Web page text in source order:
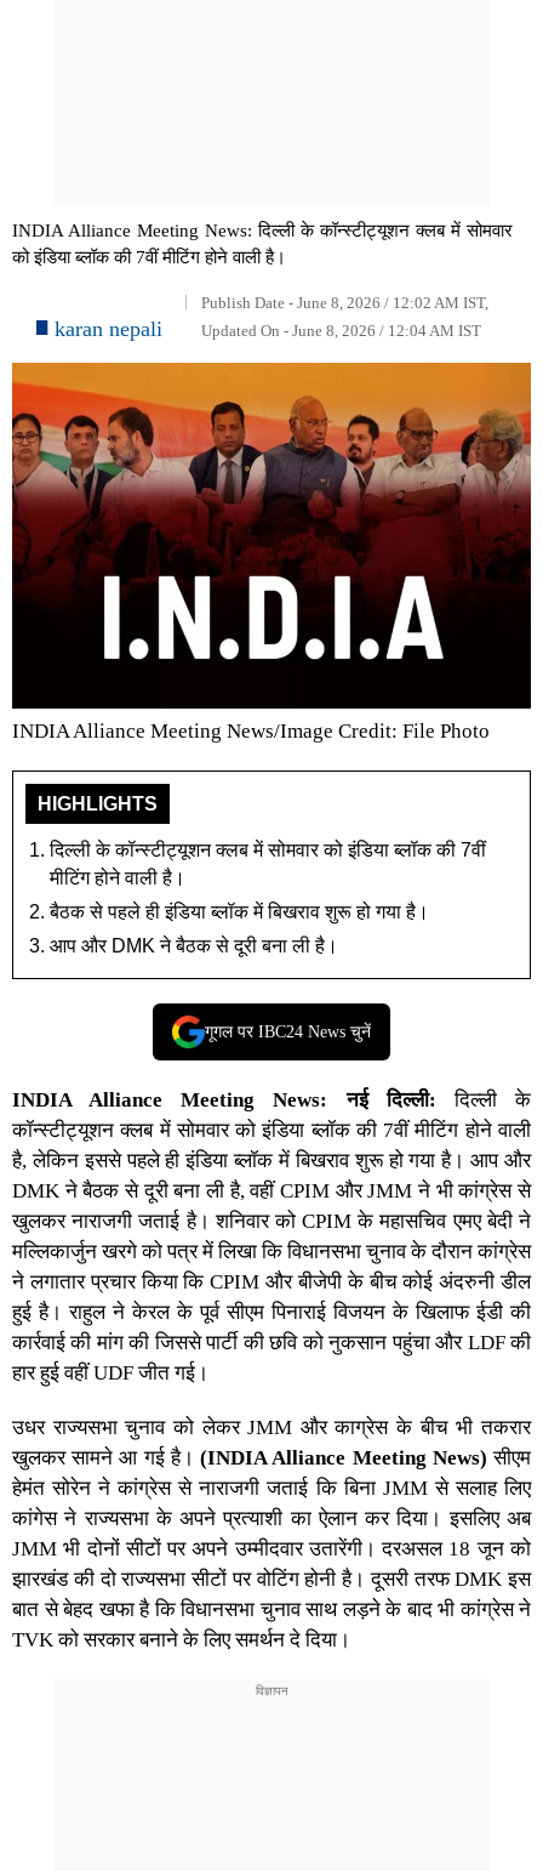
INDIA Alliance Meeting News: दिल्ली के कॉन्स्टीट्यूशन क्लब में सोमवार
को इंडिया ब्लॉक की 7वीं मीटिंग होने वाली है।
karan nepali
Publish Date - June 8, 2026 / 12:02 AM IST,
Updated On - June 8, 2026 / 12:04 AM IST
INDIA Alliance Meeting News/Image Credit: File Photo
HIGHLIGHTS
दिल्ली के कॉन्स्टीट्यूशन क्लब में सोमवार को इंडिया ब्लॉक की 7वीं
मीटिंग होने वाली है।
बैठक से पहले ही इंडिया ब्लॉक में बिखराव शुरू हो गया है।
आप और DMK ने बैठक से दूरी बना ली है।
गूगल पर IBC24 News चुनें
INDIA Alliance Meeting News: नई दिल्ली: दिल्ली के
कॉन्स्टीट्यूशन क्लब में सोमवार को इंडिया ब्लॉक की 7वीं मीटिंग होने वाली
है, लेकिन इससे पहले ही इंडिया ब्लॉक में बिखराव शुरू हो गया है। आप और
DMK ने बैठक से दूरी बना ली है, वहीं CPIM और JMM ने भी कांग्रेस से
खुलकर नाराजगी जताई है। शनिवार को CPIM के महासचिव एमए बेदी ने
मल्लिकार्जुन खरगे को पत्र में लिखा कि विधानसभा चुनाव के दौरान कांग्रेस
ने लगातार प्रचार किया कि CPIM और बीजेपी के बीच कोई अंदरुनी डील
हुई है। राहुल ने केरल के पूर्व सीएम पिनाराई विजयन के खिलाफ ईडी की
कार्रवाई की मांग की जिससे पार्टी की छवि को नुकसान पहुंचा और LDF की
हार हुई वहीं UDF जीत गई।
उधर राज्यसभा चुनाव को लेकर JMM और काग्रेस के बीच भी तकरार
खुलकर सामने आ गई है।(INDIA Alliance Meeting News) सीएम
हेमंत सोरेन ने कांग्रेस से नाराजगी जताई कि बिना JMM से सलाह लिए
कांगेस ने राज्यसभा के अपने प्रत्याशी का ऐलान कर दिया। इसलिए अब
JMM भी दोनों सीटों पर अपने उम्मीदवार उतारेंगी। दरअसल 18 जून को
झारखंड की दो राज्यसभा सीटों पर वोटिंग होनी है। दूसरी तरफ DMK इस
बात से बेहद खफा है कि विधानसभा चुनाव साथ लड़ने के बाद भी कांग्रेस ने
TVK को सरकार बनाने के लिए समर्थन दे दिया।